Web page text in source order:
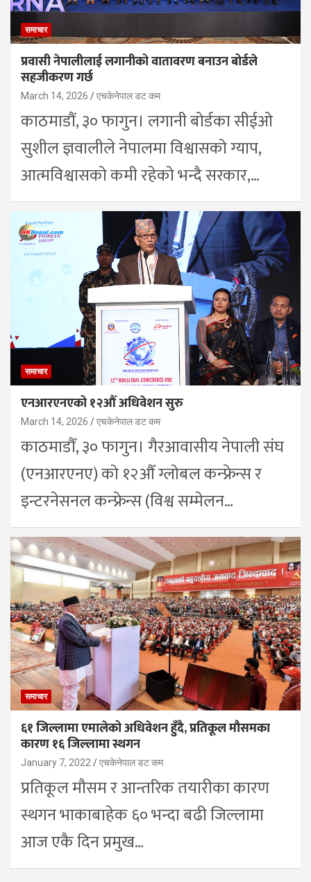
समाचार
प्रवासी नेपालीलाई लगानीको वातावरण बनाउन बोर्डले
सहजीकरण गर्छ
March 14, 2026 एचकेनेपाल डट कम
काठमाडौं, ३० फागुन। लगानी बोर्डका सीईओ
सुशील ज्ञवालीले नेपालमा विश्वासको ग्याप,
आत्मविश्वासको कमी रहेको भन्दै सरकार,…
समाचार
एनआरएनएको १२औँ अधिवेशन सुरु
March 14, 2026 एचकेनेपाल डट कम
काठमाडौँ, ३० फागुन। गैरआवासीय नेपाली संघ
(एनआरएनए) को १२औँ ग्लोबल कन्फ्रेन्स र
इन्टरनेसनल कन्फ्रेन्स (विश्व सम्मेलन…
समाचार
६१ जिल्लामा एमालेको अधिवेशन हुँदै, प्रतिकूल मौसमका
कारण १६ जिल्लामा स्थगन
January 7, 2022 एचकेनेपाल डट कम
प्रतिकूल मौसम र आन्तरिक तयारीका कारण
स्थगन भाकाबाहेक ६० भन्दा बढी जिल्लामा
आज एकै दिन प्रमुख…